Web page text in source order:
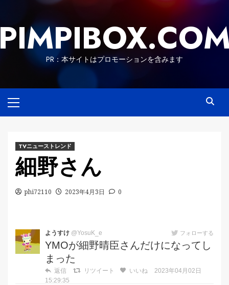
content
PR：本サイトはプロモーションを含みます
Menu
TVニューストレンド
細野さん
phi72110 2023年4月3日 0
ようすけ @YosuK_e フォローする
YMOが細野晴臣さんだけになってし
まった
返信 リツイート いいね
2023年04月02日
15:29:35